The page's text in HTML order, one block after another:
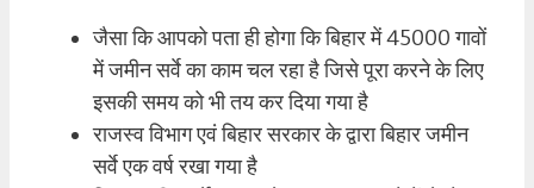
जैसा कि आपको पता ही होगा कि बिहार में 45000 गावों
में जमीन सर्वे का काम चल रहा है जिसे पूरा करने के लिए
इसकी समय को भी तय कर दिया गया है
राजस्व विभाग एवं बिहार सरकार के द्वारा बिहार जमीन
सर्वे एक वर्ष रखा गया है